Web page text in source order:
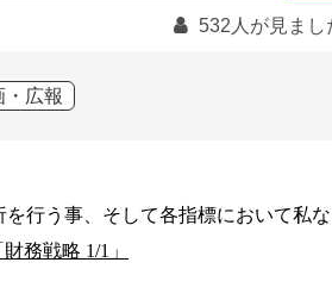
532人が見まし
・広報
行う事、そして各指標において私な
務戦略 1/1」